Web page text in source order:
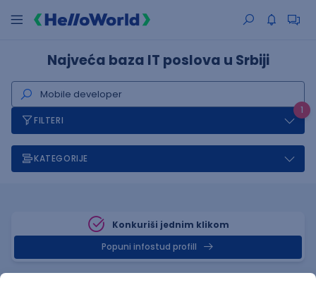
Najveća baza IT poslova u Srbiji
1
FILTERI
KATEGORIJE
Konkuriši jednim klikom
Popuni infostud profill